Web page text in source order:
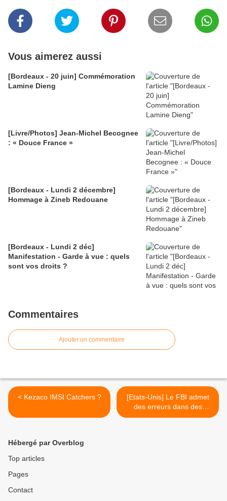
Vous aimerez aussi
[Bordeaux - 20 juin] Commémoration
Lamine Dieng
[Livre/Photos] Jean-Michel Becognee
: « Douce France »
[Bordeaux - Lundi 2 décembre]
Hommage à Zineb Redouane
[Bordeaux - Lundi 2 déc]
Manifestation - Garde à vue : quels
sont vos droits ?
Commentaires
Ajouter un commentaire
< Kezaco IMSI Catchers ?
[Etats-Unis] Le FBI admet
des erreurs dans des
condamnations à mort >
Hébergé par Overblog
Top articles
Pages
Contact